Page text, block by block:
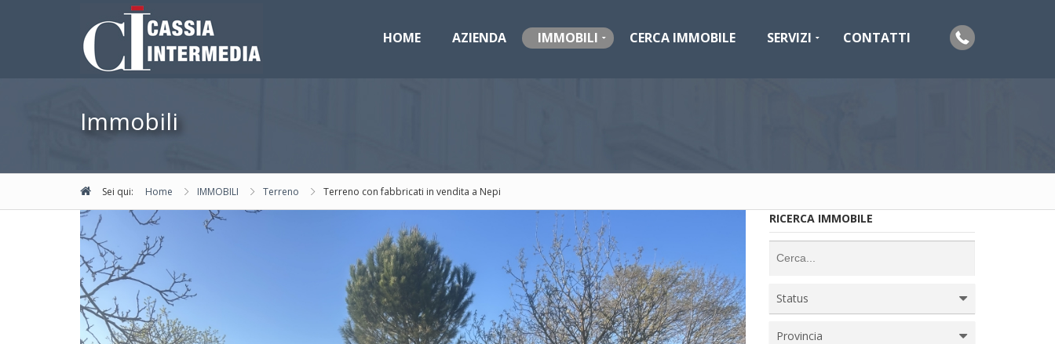
HOME AZIENDA IMMOBILI CERCA IMMOBILE SERVIZI CONTATTI
Immobili
Sei qui: Home IMMOBILI Terreno Terreno con fabbricati in vendita a Nepi
RICERCA IMMOBILE
Status
Provincia